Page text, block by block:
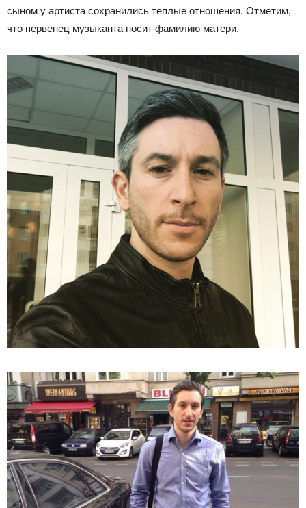
сыном у артиста сохранились теплые отношения. Отметим,
что первенец музыканта носит фамилию матери.